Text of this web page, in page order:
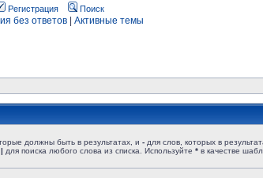
Регистрация Поиск
без ответов Активные темы
должны быть в результатах, и - для слов, которых в
| для поиска любого слова из списка. Используйте * в качестве